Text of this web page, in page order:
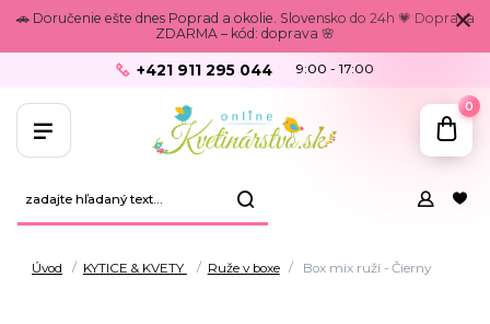
🚗 Doručenie ešte dnes Poprad a okolie. Slovensko do 24h 💗 Doprava
ZDARMA – kód: doprava 🌸
+421 911 295 044 9:00 - 17:00
0
Úvod KYTICE & KVETY Ruže v boxe Box mix ruží - Čierny